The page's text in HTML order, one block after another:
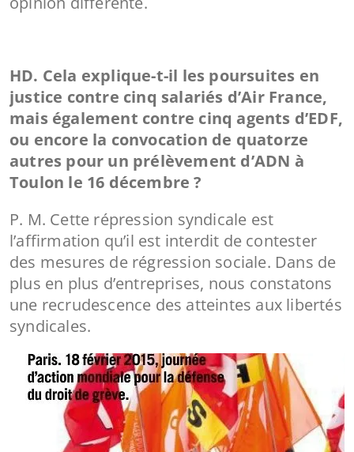
HD. Cela explique-t-il les poursuites en
justice contre cinq salariés d’Air France,
mais également contre cinq agents d’EDF,
ou encore la convocation de quatorze
autres pour un prélèvement d’ADN à
Toulon le 16 décembre ?
P. M. Cette répression syndicale est
l’affirmation qu’il est interdit de contester
des mesures de régression sociale. Dans de
plus en plus d’entreprises, nous constatons
une recrudescence des atteintes aux libertés
syndicales.